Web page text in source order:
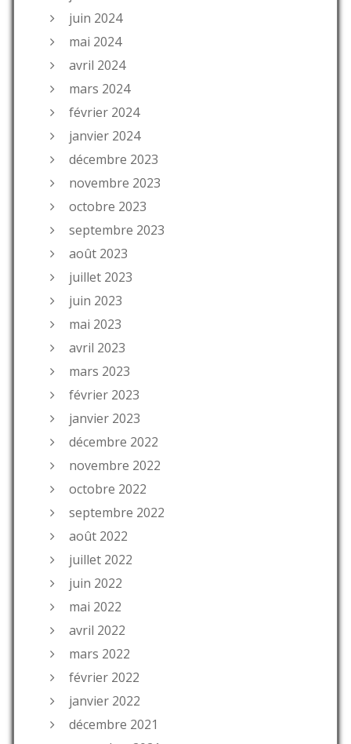
juin 2024
mai 2024
avril 2024
mars 2024
février 2024
janvier 2024
décembre 2023
novembre 2023
octobre 2023
septembre 2023
août 2023
juillet 2023
juin 2023
mai 2023
avril 2023
mars 2023
février 2023
janvier 2023
décembre 2022
novembre 2022
octobre 2022
septembre 2022
août 2022
juillet 2022
juin 2022
mai 2022
avril 2022
mars 2022
février 2022
janvier 2022
décembre 2021